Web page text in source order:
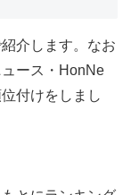
介します。なお
ース・HonNe
付けをしまし